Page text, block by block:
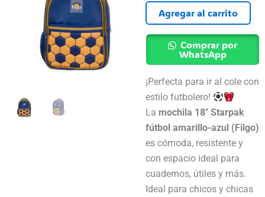
¡Perfecta para ir al cole con
estilo futbolero!
La mochila 18″ Starpak
fútbol amarillo-azul (Filgo)
es cómoda, resistente y
con espacio ideal para
cuadernos, útiles y más.
Ideal para chicos y chicas
Espalda
18"
Starpak
Filgo
cantidad
Agregar al carrito
Comprar por
WhatsApp